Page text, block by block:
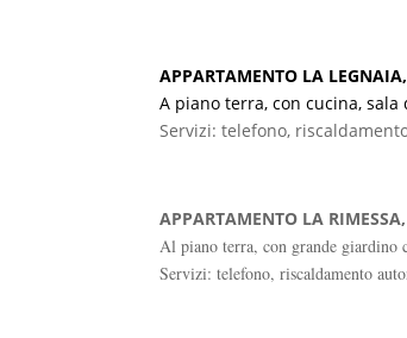
APPARTAMENTO LA
A piano terra, con cucina,
Servizi: telefono,
APPARTAMENTO LA
Al piano terra, con grande giardino
Servizi: telefono, riscaldamento